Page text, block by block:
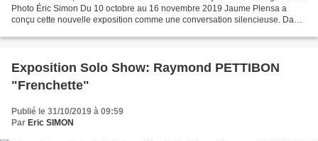
Photo Éric Simon Du 10 octobre au 16 novembre 2019 Jaume Plensa a
conçu cette nouvelle exposition comme une conversation silencieuse. Dans
Exposition Solo Show: Raymond PETTIBON
"Frenchette"
Publié le 31/10/2019 à 09:59
Par Eric SIMON